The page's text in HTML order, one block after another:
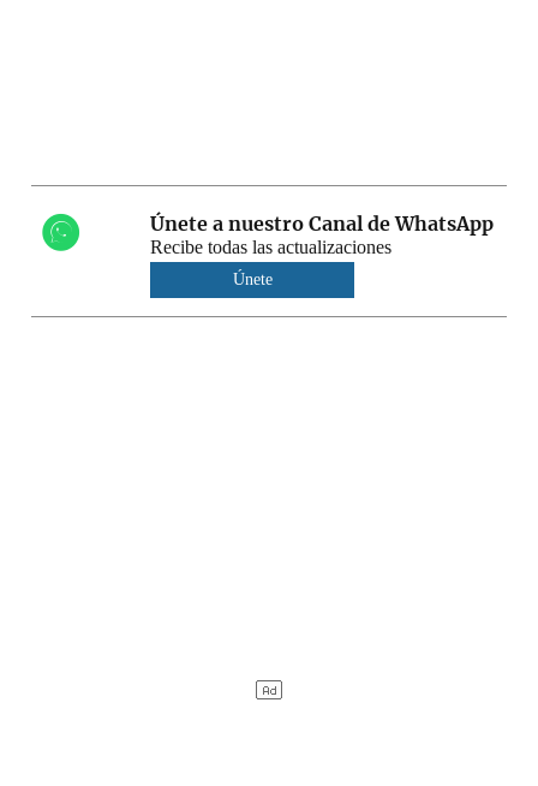
Únete a nuestro Canal de WhatsApp
Recibe todas las actualizaciones
Únete